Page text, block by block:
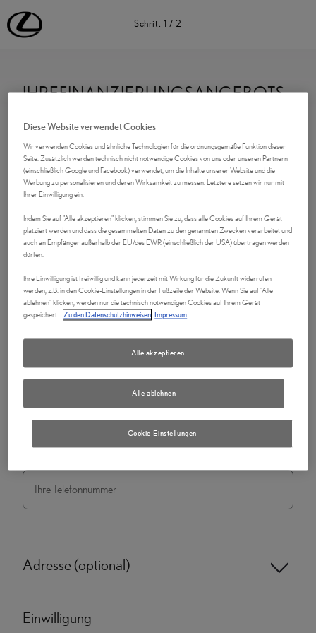
Schritt 1 /2
IHREFINANZIERUNGSANGEBOTS
Kontaktdaten
Anrede
Vorname
*
Adresse (optional)
Einwilligung
Diese Website verwendet Cookies
Wir verwenden Cookies und ähnliche Technologien für die ordnungsgemäße Funktion dieser
Seite. Zusätzlich werden technisch nicht notwendige Cookies von uns oder unseren Partnern
(einschließlich Google und Facebook) verwendet, um die Inhalte unserer Website und die
Werbung zu personalisieren und deren Wirksamkeit zu messen. Letztere setzen wir nur mit
Ihrer Einwilligung ein.
Indem Sie auf "Alle akzeptieren" klicken, stimmen Sie zu, dass alle Cookies auf Ihrem Gerät
platziert werden und dass die gesammelten Daten zu den genannten Zwecken verarbeitet und
auch an Empfänger außerhalb der EU/des EWR (einschließlich der USA) übertragen werden
dürfen.
Ihre Einwilligung ist freiwillig und kann jederzeit mit Wirkung für die Zukunft widerrufen
werden, z.B. in den Cookie-Einstellungen in der Fußzeile der Website. Wenn Sie auf "Alle
ablehnen" klicken, werden nur die technisch notwendigen Cookies auf Ihrem Gerät
gespeichert. Zu den Datenschutzhinweisen Impressum
Cookie-Einstellungen
Alle ablehnen
Alle akzeptieren
Lexus Deutschland | Lexus Automobile | Lexus